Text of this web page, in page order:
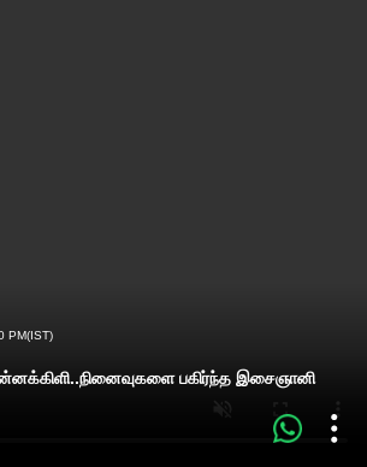
PM(IST)
பகிர்ந்த இசைஞானி